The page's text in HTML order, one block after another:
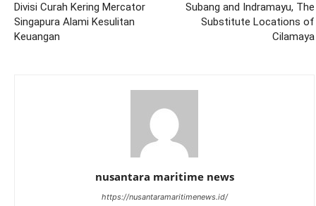
Divisi Curah Kering Mercator
Singapura Alami Kesulitan
Keuangan
Subang and Indramayu, The
Substitute Locations of
Cilamaya
nusantara maritime news
https://nusantaramaritimenews.id/